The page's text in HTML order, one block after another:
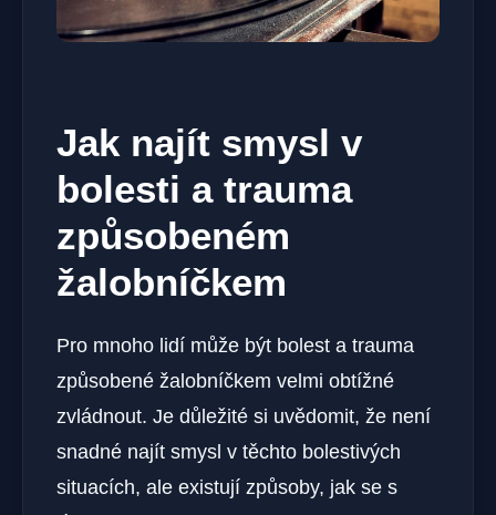
Jak najít smysl v
bolesti a trauma
způsobeném
žalobníčkem
Pro mnoho lidí může být bolest a trauma
způsobené žalobníčkem velmi obtížné
zvládnout. Je důležité si uvědomit, že není
snadné najít smysl v těchto bolestivých
situacích, ale existují způsoby, jak se s